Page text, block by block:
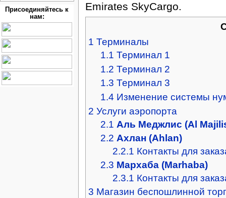
Emirates SkyCargo.
1 Терминалы
1.1 Терминал 1
1.2 Терминал 2
1.3 Терминал 3
1.4 Изменение системы
2 Услуги аэропорта
2.1 Аль Меджлис (Al
2.2 Ахлан (Ahlan)
2.2.1 Контакты для
2.3 Мархаба (Marhaba)
2.3.1 Контакты для
3 Магазин беспошлинной
Присоединяйтесь к
нам: